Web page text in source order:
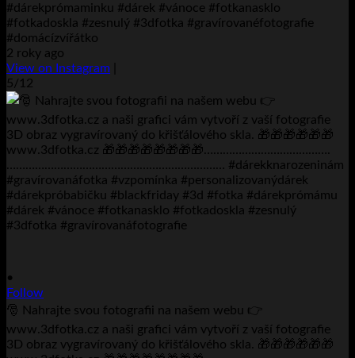
#dárekprómaminku #dárek #vánoce #fotkanasklo
#fotkadoskla #zesnulý #3dfotka #gravírovanéfotografie
#domácízvířátko
2 roky ago
View on Instagram
5/12
•
Follow
🎅 Nahrajte svou fotografii na našem webu 👉
www.3dfotka.cz a naši grafici vám vytvoří z vaší fotografie
3D obraz vygravírovaný do křišťálového skla. 🎁🎁🎁🎁🎁🎁